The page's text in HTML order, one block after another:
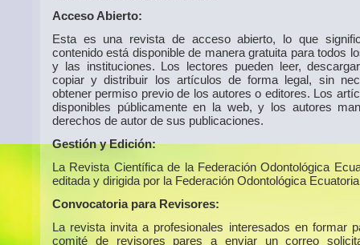
Acceso Abierto:
Esta es una revista de acceso abierto, lo que
contenido está disponible de manera gratuita para todos
y las instituciones. Los lectores pueden leer,
copiar y distribuir los artículos de forma legal, sin
obtener permiso previo de los autores o editores. Los
disponibles públicamente en la web, y los autores
derechos de autor de sus publicaciones.
Gestión y Edición:
La Revista Científica de la Federación Odontológica
editada y dirigida por la Federación Odontológica
Convocatoria para Revisores:
La revista invita a profesionales interesados en formar
comité de revisores pares a enviar un correo